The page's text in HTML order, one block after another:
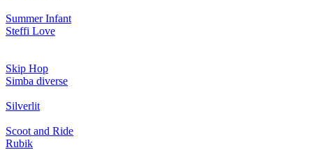
Summer Infant
Steffi Love
Skip Hop
Simba diverse
Silverlit
Scoot and Ride
Rubik